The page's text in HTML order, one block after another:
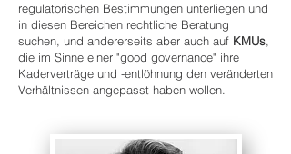
regulatorischen Bestimmungen unterliegen und
in diesen Bereichen rechtliche Beratung
suchen, und andererseits aber auch auf KMUs
die im Sinne einer "good governance" ihre
Kaderverträge und -entlöhnung den veränderten
Verhältnissen angepasst haben wollen.